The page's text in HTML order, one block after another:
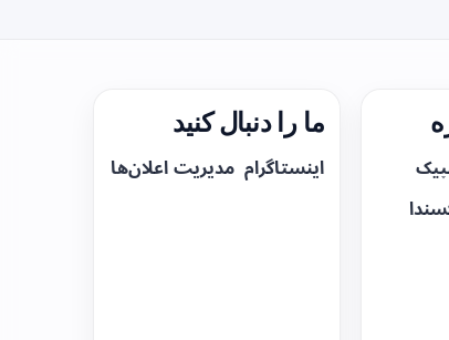
ما را دنبال کنید
اینستاگرام مدیریت اعلان‌ها